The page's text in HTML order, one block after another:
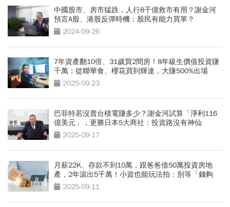
中國股市、房市猛跌，人行8千億救市有用？謝金河
預言A股、港股反彈時機：股民有能力買單？
2024-09-26
7年資產翻10倍、31歲買2間房！8年級生價值投資賺
千萬：從聯華食、櫻花買到輝達，大賺500%出場
2025-09-23
巴菲特若沒賣台積電賺多少？謝金河試算「淨利116
億美元」，更勝日本5大商社：投資路沒有神仙
2025-09-17
月薪22K、存款不到10萬，跟爸爸借50萬投資房地
產，2年滾出5千萬！小資也能玩法拍：別等「錢夠
了」才開始
2025-09-11